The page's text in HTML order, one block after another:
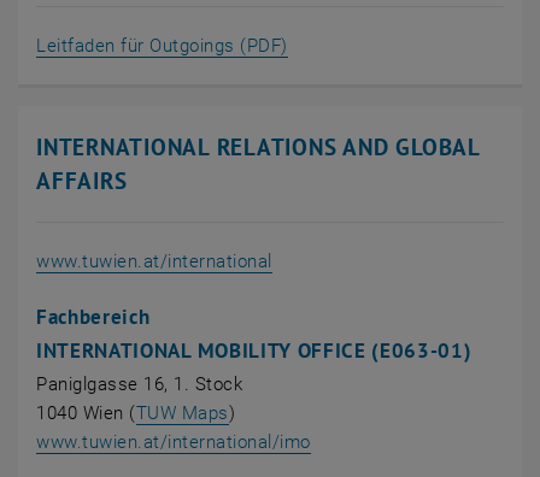
Leitfaden für Outgoings (PDF)
INTERNATIONAL RELATIONS AND GLOBAL
AFFAIRS
www.tuwien.at/international
Fachbereich
INTERNATIONAL MOBILITY OFFICE (E063-01)
Paniglgasse 16, 1. Stock
1040 Wien (TUW Maps, öffnet eine externe URL in einem
)
www.tuwien.at/international/imo, öffnet eine externe URL